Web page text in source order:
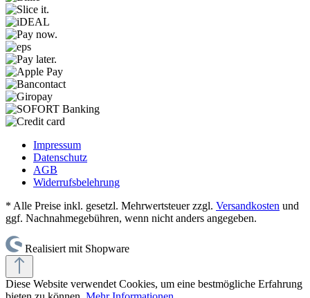
Impressum
Datenschutz
AGB
Widerrufsbelehrung
* Alle Preise inkl. gesetzl. Mehrwertsteuer zzgl. Versandkosten und
ggf. Nachnahmegebühren, wenn nicht anders angegeben.
Realisiert mit Shopware
Diese Website verwendet Cookies, um eine bestmögliche Erfahrung